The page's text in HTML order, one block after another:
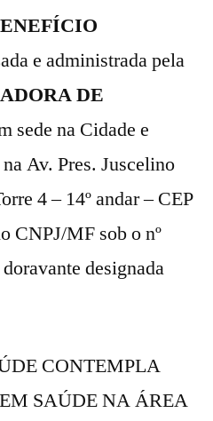
e administrada pela
DE
sede na Cidade e
Av. Pres. Juscelino
4 – 14º andar – CEP
CNPJ/MF sob o nº
designada
CONTEMPLA
SAÚDE NA ÁREA